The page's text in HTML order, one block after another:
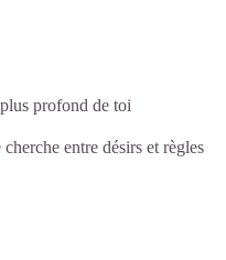
profond de toi
entre désirs et règles